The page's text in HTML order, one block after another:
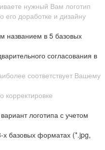
нужный Вам логотип
доработке и дизайну
названием в 5 базовых
согласования в
соответствует Вашему
логотипа с учетом
базовых форматах (*.jpg,